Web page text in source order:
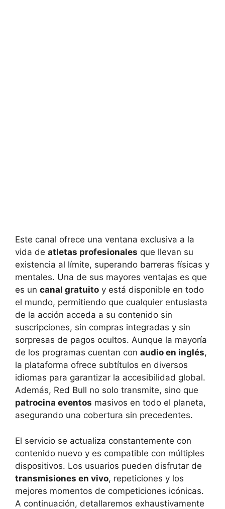
Este canal ofrece una ventana exclusiva a la
vida de atletas profesionales que llevan su
existencia al límite, superando barreras físicas y
mentales. Una de sus mayores ventajas es que
es un canal gratuito y está disponible en todo
el mundo, permitiendo que cualquier entusiasta
de la acción acceda a su contenido sin
suscripciones, sin compras integradas y sin
sorpresas de pagos ocultos. Aunque la mayoría
de los programas cuentan con audio en inglés,
la plataforma ofrece subtítulos en diversos
idiomas para garantizar la accesibilidad global.
Además, Red Bull no solo transmite, sino que
patrocina eventos masivos en todo el planeta,
asegurando una cobertura sin precedentes.
El servicio se actualiza constantemente con
contenido nuevo y es compatible con múltiples
dispositivos. Los usuarios pueden disfrutar de
transmisiones en vivo, repeticiones y los
mejores momentos de competiciones icónicas.
A continuación, detallaremos exhaustivamente